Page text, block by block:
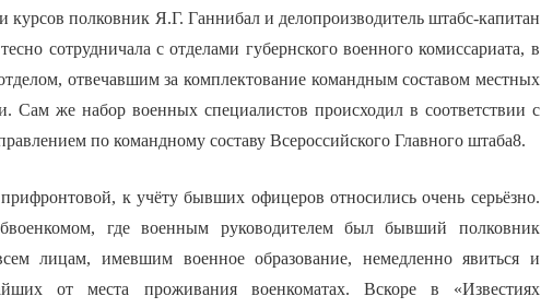
курсов полковник Я.Г. Ганнибал и делопроизводитель штабс-капитан
сотрудничала с отделами губернского военного комиссариата, в
отвечавшим за комплектование командным составом местных
Сам же набор военных специалистов происходил в соответствии с
по командному составу Всероссийского Главного штаба8.
к учёту бывших офицеров относились очень серьёзно.
где военным руководителем был бывший полковник
лицам, имевшим военное образование, немедленно явиться и
от места проживания военкоматах. Вскоре в «Известиях